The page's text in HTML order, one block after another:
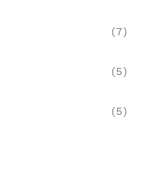
(7)
(5)
(5)